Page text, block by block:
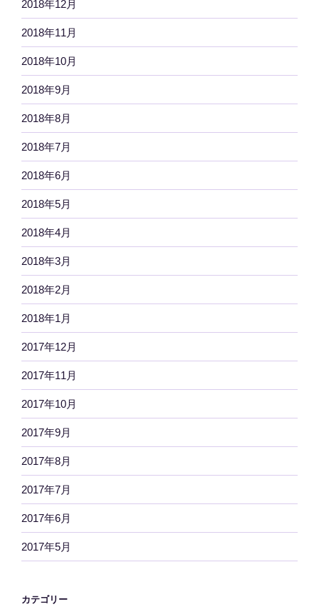
2018年12月
2018年11月
2018年10月
2018年9月
2018年8月
2018年7月
2018年6月
2018年5月
2018年4月
2018年3月
2018年2月
2018年1月
2017年12月
2017年11月
2017年10月
2017年9月
2017年8月
2017年7月
2017年6月
2017年5月
カテゴリー